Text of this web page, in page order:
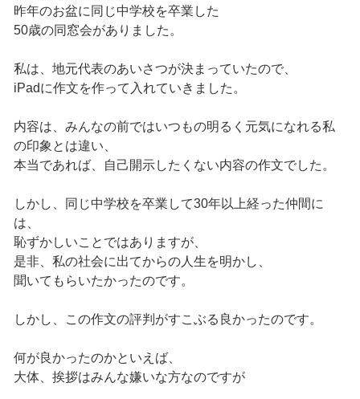
昨年のお盆に同じ中学校を卒業した
50歳の同窓会がありました。
私は、地元代表のあいさつが決まっていたので、
iPadに作文を作って入れていきました。
内容は、みんなの前ではいつもの明るく元気になれる私
の印象とは違い、
本当であれば、自己開示したくない内容の作文でした。
しかし、同じ中学校を卒業して30年以上経った仲間に
は、
恥ずかしいことではありますが、
是非、私の社会に出てからの人生を明かし、
聞いてもらいたかったのです。
しかし、この作文の評判がすこぶる良かったのです。
何が良かったのかといえば、
大体、挨拶はみんな嫌いな方なのですが